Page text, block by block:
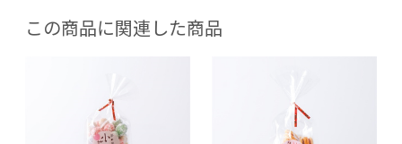
この商品に関連した商品